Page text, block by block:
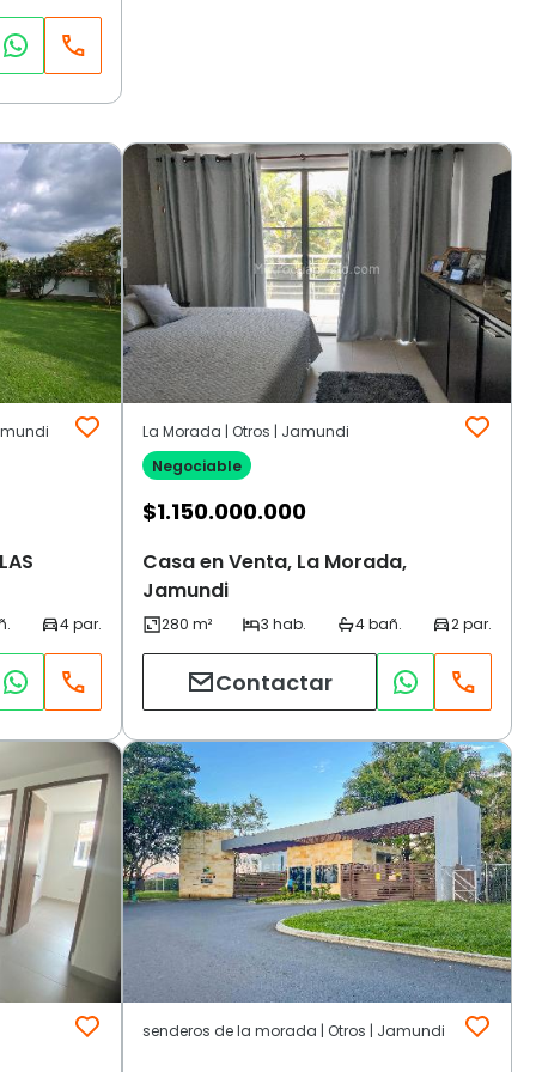
La Morada | Otros | Jamundi
Negociable
$1.150.000.000
Casa en Venta, La Morada,
Jamundi
Contactar
senderos de la morada | Otros | Jamundi